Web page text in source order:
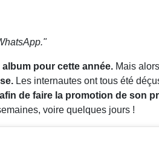
pour cette année. Mais
Les internautes ont tous été
de faire la promotion de son
voire quelques jours !